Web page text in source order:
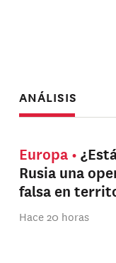
ANÁLISIS
Europa
Rusia una
falsa en
Hace 20 horas